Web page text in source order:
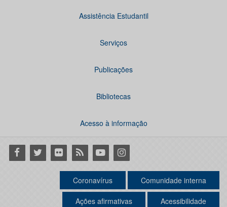
Assistência Estudantil
Serviços
Publicações
Bibliotecas
Acesso à informação
Facebook
Twitter Flickr RSS YoutubeInstagram
Coronavírus Comunidade interna
Ações afirmativas Acessibilidade